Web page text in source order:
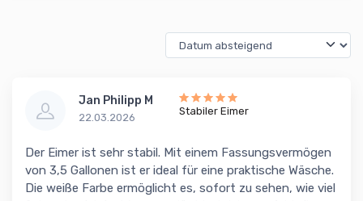
Jan Philipp M
22.03.2026
Stabiler Eimer
Der Eimer ist sehr stabil. Mit einem Fassungsvermögen
von 3,5 Gallonen ist er ideal für eine praktische Wäsche.
Die weiße Farbe ermöglicht es, sofort zu sehen, wie viel